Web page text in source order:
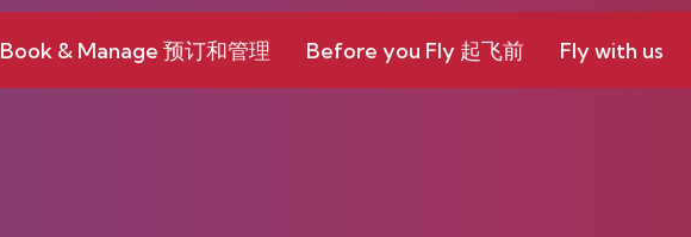
Book & Manage 预订和管理 Before you Fly 起飞前 Fly with us